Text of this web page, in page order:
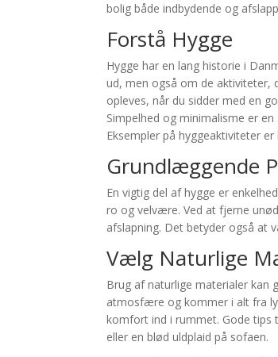
bolig både indbydende og
Forstå Hygge
Hygge har en lang historie i
ud, men også om de aktiviteter,
opleves, når du sidder med en
Simpelhed og minimalisme er
Eksempler på hyggeaktiviteter
Grundlæggende
En vigtig del af hygge er
ro og velvære. Ved at fjerne
afslapning. Det betyder også at
Vælg Naturlige
Brug af naturlige materialer
atmosfære og kommer i alt fra
komfort ind i rummet. Gode
eller en blød uldplaid på sofaen.